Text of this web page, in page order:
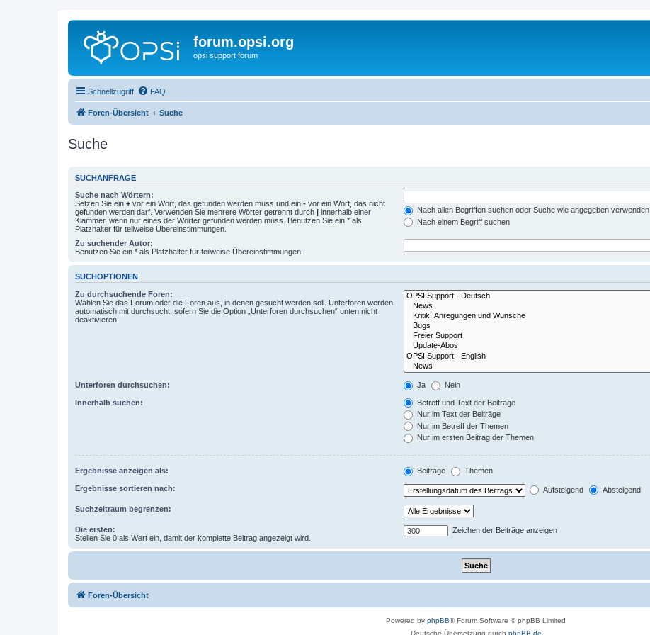
forum.opsi.org
opsi support forum
Schnellzugriff FAQ
Foren-Übersicht Suche
Suche
SUCHANFRAGE
Suche nach Wörtern:
Setzen Sie ein + vor ein Wort, das gefunden werden muss und ein - vor ein Wort, das nicht
gefunden werden darf. Verwenden Sie mehrere Wörter getrennt durch | innerhalb einer
Klammer, wenn nur eines der Wörter gefunden werden muss. Benutzen Sie ein * als
Platzhalter für teilweise Übereinstimmungen.
Nach allen Begriffen suchen oder Suche wie angegeben verwenden
Nach einem Begriff suchen
Zu suchender Autor:
Benutzen Sie ein * als Platzhalter für teilweise Übereinstimmungen.
SUCHOPTIONEN
Zu durchsuchende Foren:
Wählen Sie das Forum oder die Foren aus, in denen gesucht werden soll. Unterforen werden
automatisch mit durchsucht, sofern Sie die Option „Unterforen durchsuchen“ unten nicht
deaktivieren.
Unterforen durchsuchen: Ja Nein
Innerhalb suchen:
Betreff und Text der Beiträge
Nur im Text der Beiträge
Nur im Betreff der Themen
Nur im ersten Beitrag der Themen
Ergebnisse anzeigen als: Beiträge Themen
Ergebnisse sortieren nach: Aufsteigend Absteigend
Suchzeitraum begrenzen:
Die ersten:
Stellen Sie 0 als Wert ein, damit der komplette Beitrag angezeigt wird.
Zeichen der Beiträge anzeigen
Foren-Übersicht
Powered by phpBB® Forum Software © phpBB Limited
Deutsche Übersetzung durch phpBB.de